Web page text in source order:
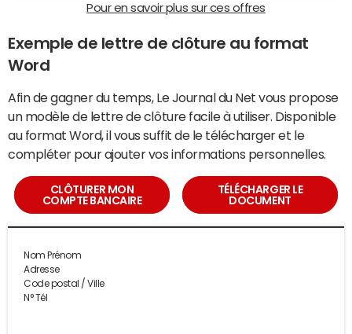
Pour en savoir plus sur ces offres
Exemple de lettre de clôture au format
Word
Afin de gagner du temps, Le Journal du Net vous propose
un modèle de lettre de clôture facile à utiliser. Disponible
au format Word, il vous suffit de le télécharger et le
compléter pour ajouter vos informations personnelles.
CLÔTURER MON
COMPTE BANCAIRE
TÉLÉCHARGER LE
DOCUMENT
Nom Prénom
Adresse
Code postal / Ville
N° Tél